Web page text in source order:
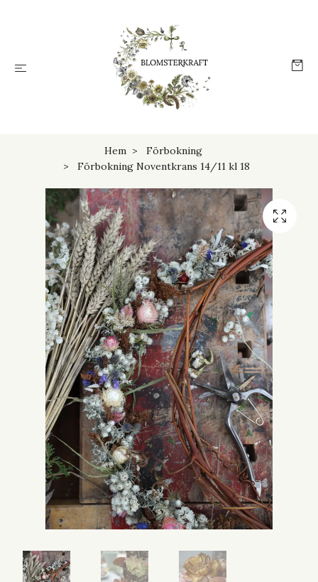
Hem
Förbokning
Förbokning Noventkrans 14/11 kl 18